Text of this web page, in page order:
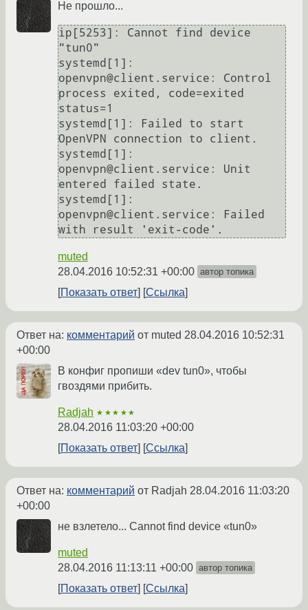
Не прошло...
ip[5253]: Cannot find device
"tun0"
systemd[1]:
openvpn@client.service: Control
process exited, code=exited
status=1
systemd[1]: Failed to start
OpenVPN connection to client.
systemd[1]:
openvpn@client.service: Unit
entered failed state.
systemd[1]:
openvpn@client.service: Failed
with result 'exit-code'.
muted
28.04.2016 10:52:31 +00:00 автор топика
Показать ответ Ссылка
Ответ на: комментарий от muted 28.04.2016 10:52:31
+00:00
В конфиг пропиши «dev tun0», чтобы
гвоздями прибить.
Radjah ★★★★★
28.04.2016 11:03:20 +00:00
Показать ответ
Ссылка
Ответ на: комментарий от Radjah 28.04.2016 11:03:20
+00:00
не взлетело... Cannot find device «tun0»
muted
28.04.2016 11:13:11 +00:00 автор топика
Показать ответ Ссылка